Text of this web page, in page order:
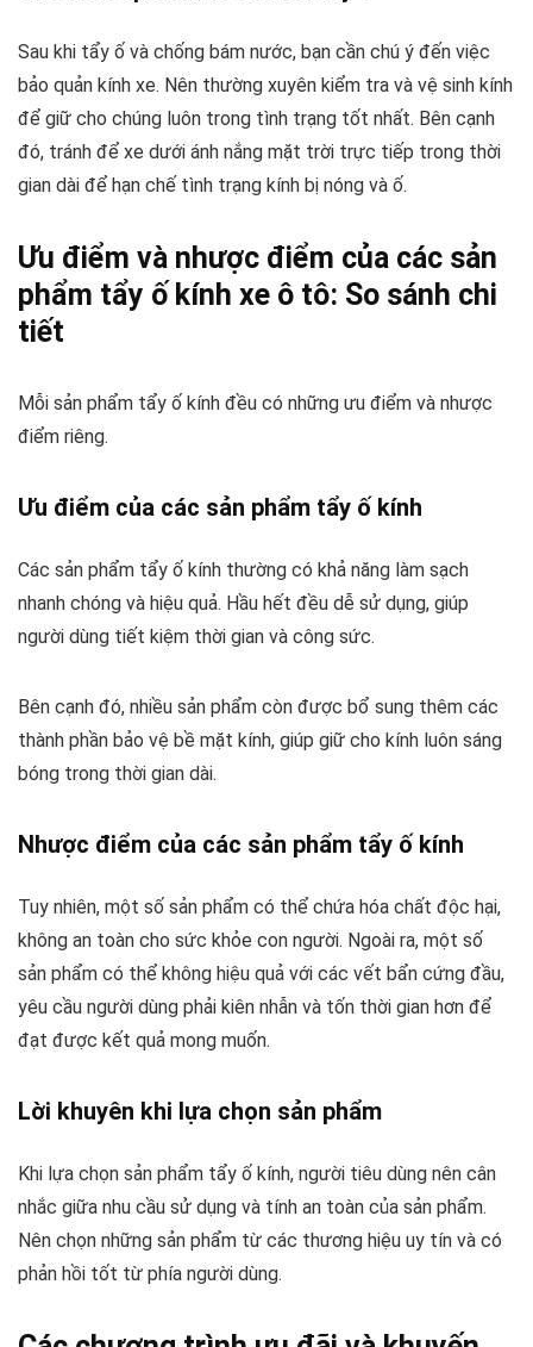
Sau khi tẩy ố và chống bám nước, bạn cần chú ý đến việc
bảo quản kính xe. Nên thường xuyên kiểm tra và vệ sinh kính
để giữ cho chúng luôn trong tình trạng tốt nhất. Bên cạnh
đó, tránh để xe dưới ánh nắng mặt trời trực tiếp trong thời
gian dài để hạn chế tình trạng kính bị nóng và ố.
Ưu điểm và nhược điểm của các sản
phẩm tẩy ố kính xe ô tô: So sánh chi
tiết
Mỗi sản phẩm tẩy ố kính đều có những ưu điểm và nhược
điểm riêng.
Ưu điểm của các sản phẩm tẩy ố kính
Các sản phẩm tẩy ố kính thường có khả năng làm sạch
nhanh chóng và hiệu quả. Hầu hết đều dễ sử dụng, giúp
người dùng tiết kiệm thời gian và công sức.
Bên cạnh đó, nhiều sản phẩm còn được bổ sung thêm các
thành phần bảo vệ bề mặt kính, giúp giữ cho kính luôn sáng
bóng trong thời gian dài.
Nhược điểm của các sản phẩm tẩy ố kính
Tuy nhiên, một số sản phẩm có thể chứa hóa chất độc hại,
không an toàn cho sức khỏe con người. Ngoài ra, một số
sản phẩm có thể không hiệu quả với các vết bẩn cứng đầu,
yêu cầu người dùng phải kiên nhẫn và tốn thời gian hơn để
đạt được kết quả mong muốn.
Lời khuyên khi lựa chọn sản phẩm
Khi lựa chọn sản phẩm tẩy ố kính, người tiêu dùng nên cân
nhắc giữa nhu cầu sử dụng và tính an toàn của sản phẩm.
Nên chọn những sản phẩm từ các thương hiệu uy tín và có
phản hồi tốt từ phía người dùng.